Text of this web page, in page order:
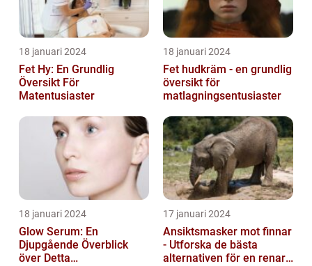
18 januari 2024
Fet Hy: En Grundlig
Översikt För
Matentusiaster
18 januari 2024
Fet hudkräm - en grundlig
översikt för
matlagningsentusiaster
18 januari 2024
Glow Serum: En
Djupgående Överblick
över Detta
17 januari 2024
Ansiktsmasker mot finnar
- Utforska de bästa
alternativen för en renare